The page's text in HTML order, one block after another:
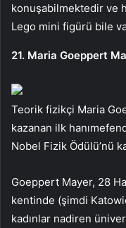
konuşabilmektedir ve
Lego mini figürü bile
21. Maria Goeppert
Teorik fizikçi Maria
kazanan ilk
Nobel Fizik Ödülü’nü
Goeppert Mayer, 28
kentinde (şimdi
kadınlar nadiren